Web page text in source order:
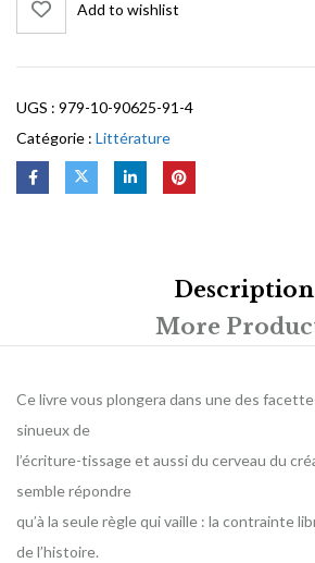
Add to wishlist
UGS : 979-10-90625-91-4
Catégorie : Littérature
Description
More
Ce livre vous plongera dans une des
sinueux de
l’écriture-tissage et aussi du cerveau du
semble répondre
qu’à la seule règle qui vaille : la contrainte
de l’histoire.